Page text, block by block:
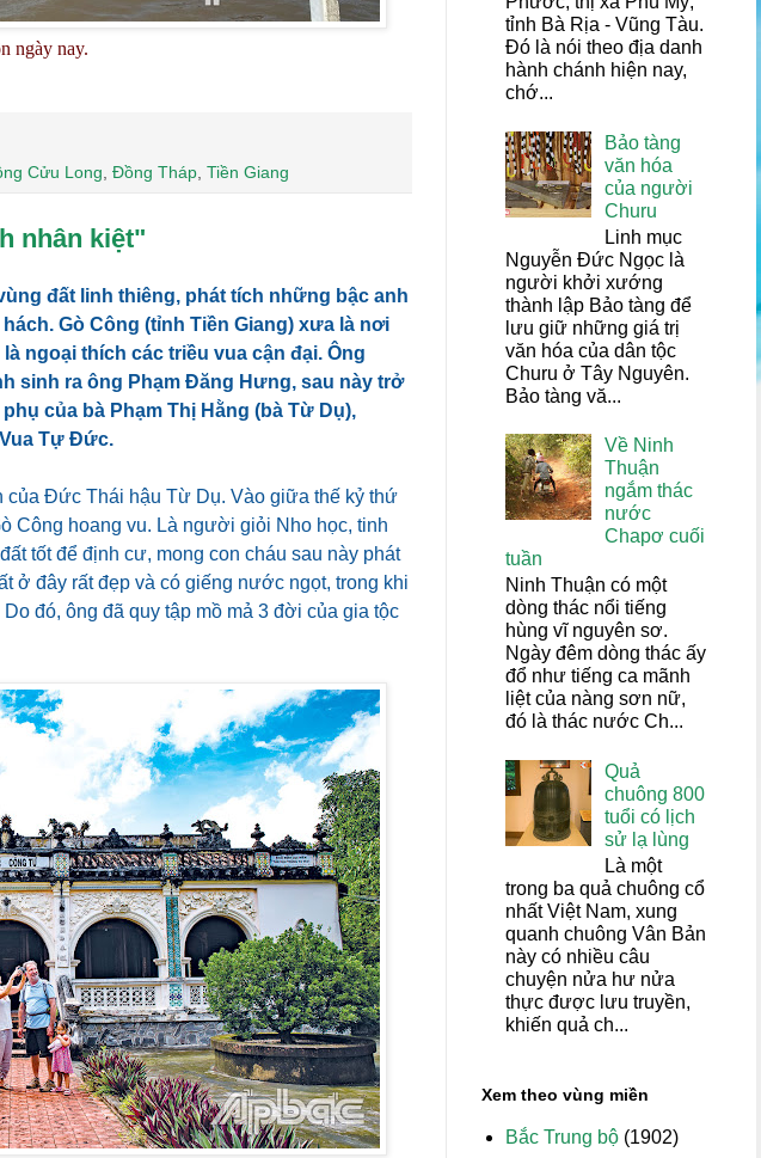
ngày nay.
Cửu Long, Đồng Tháp, Tiền Giang
nhân kiệt"
đất linh thiêng, phát tích những bậc anh
Gò Công (tỉnh Tiền Giang) xưa là nơi
ngoại thích các triều vua cận đại. Ông
sinh ra ông Phạm Đăng Hưng, sau này trở
của bà Phạm Thị Hằng (bà Từ Dụ),
Tự Đức.
của Đức Thái hậu Từ Dụ. Vào giữa thế kỷ thứ
Công hoang vu. Là người giỏi Nho học, tinh
tốt để định cư, mong con cháu sau này phát
ở đây rất đẹp và có giếng nước ngọt, trong khi
đó, ông đã quy tập mồ mả 3 đời của gia tộc
tỉnh Bà Rịa - Vũng Tàu.
Đó là nói theo địa danh
hành chánh hiện nay,
chớ...
Bảo tàng
văn hóa
của người
Churu
Linh mục
Nguyễn Đức Ngọc là
người khởi xướng
thành lập Bảo tàng để
lưu giữ những giá trị
văn hóa của dân tộc
Churu ở Tây Nguyên.
Bảo tàng vă...
Về Ninh
Thuận
ngắm thác
nước
Chapơ cuối
tuần
Ninh Thuận có một
dòng thác nổi tiếng
hùng vĩ nguyên sơ.
Ngày đêm dòng thác ấy
đổ như tiếng ca mãnh
liệt của nàng sơn nữ,
đó là thác nước Ch...
Quả
chuông 800
tuổi có lịch
sử lạ lùng
Là một
trong ba quả chuông cổ
nhất Việt Nam, xung
quanh chuông Vân Bản
này có nhiều câu
chuyện nửa hư nửa
thực được lưu truyền,
khiến quả ch...
Xem theo vùng miền
Bắc Trung bộ (1902)